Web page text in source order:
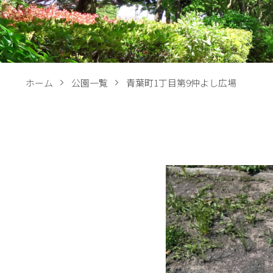
ホーム 公園一覧 青葉町1丁目第9仲よし広場